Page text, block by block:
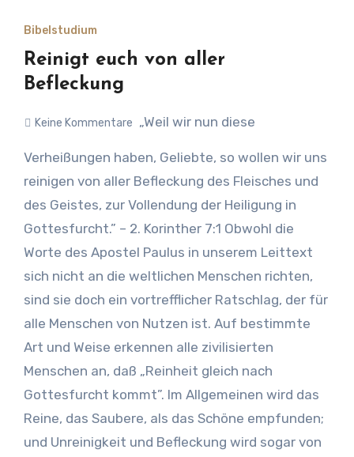
Bibelstudium
Reinigt euch von aller
Befleckung
Keine Kommentare „Weil wir nun diese
Verheißungen haben, Geliebte, so wollen wir uns
reinigen von aller Befleckung des Fleisches und
des Geistes, zur Vollendung der Heiligung in
Gottesfurcht.” – 2. Korinther 7:1 Obwohl die
Worte des Apostel Paulus in unserem Leittext
sich nicht an die weltlichen Menschen richten,
sind sie doch ein vortrefflicher Ratschlag, der für
alle Menschen von Nutzen ist. Auf bestimmte
Art und Weise erkennen alle zivilisierten
Menschen an, daß „Reinheit gleich nach
Gottesfurcht kommt”. Im Allgemeinen wird das
Reine, das Saubere, als das Schöne empfunden;
und Unreinigkeit und Befleckung wird sogar von